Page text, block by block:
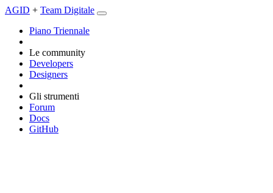
AGID + Team Digitale
Piano Triennale
Le community
Developers
Designers
Gli strumenti
Forum
Docs
GitHub